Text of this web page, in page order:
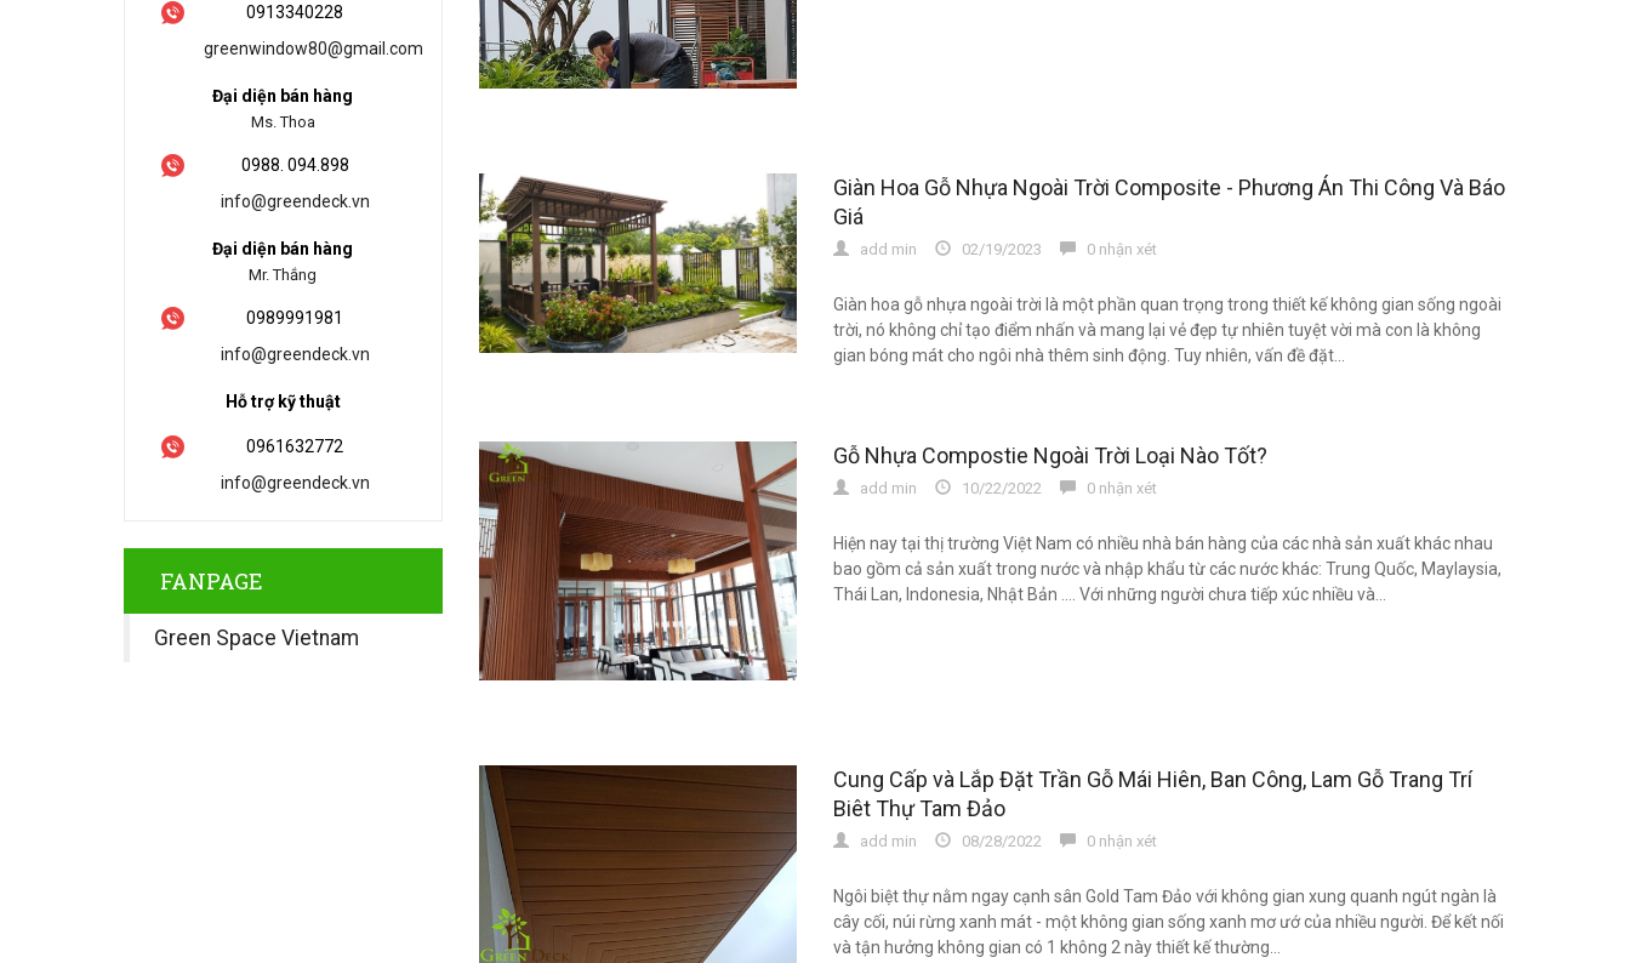
0913340228
greenwindow80@gmail.com
Đại diện bán hàng
Ms. Thoa
0988. 094.898
info@greendeck.vn
Đại diện bán hàng
Mr. Thắng
0989991981
info@greendeck.vn
Hỗ trợ kỹ thuật
0961632772
info@greendeck.vn
FANPAGE
Green Space Vietnam
Giàn Hoa Gỗ Nhựa Ngoài Trời Composite - Phương Án Thi Công Và Báo
Giá
add min 02/19/2023 0 nhận xét
Giàn hoa gỗ nhựa ngoài trời là một phần quan trọng trong thiết kế không gian sống ngoài
trời, nó không chỉ tạo điểm nhấn và mang lại vẻ đẹp tự nhiên tuyệt vời mà con là không
gian bóng mát cho ngôi nhà thêm sinh động. Tuy nhiên, vấn đề đặt...
Gỗ Nhựa Compostie Ngoài Trời Loại Nào Tốt?
add min 10/22/2022 0 nhận xét
Hiện nay tại thị trường Việt Nam có nhiều nhà bán hàng của các nhà sản xuất khác nhau
bao gồm cả sản xuất trong nước và nhập khẩu từ các nước khác: Trung Quốc, Maylaysia,
Thái Lan, Indonesia, Nhật Bản .... Với những người chưa tiếp xúc nhiều và...
Cung Cấp và Lắp Đặt Trần Gỗ Mái Hiên, Ban Công, Lam Gỗ Trang Trí
Biêt Thự Tam Đảo
add min 08/28/2022 0 nhận xét
Ngôi biệt thự nằm ngay cạnh sân Gold Tam Đảo với không gian xung quanh ngút ngàn là
cây cối, núi rừng xanh mát - một không gian sống xanh mơ ướ của nhiều người. Để kết nối
và tận hưởng không gian có 1 không 2 này thiết kế thường...